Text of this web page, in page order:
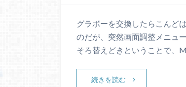
グラボーを交換したらこんど
のだが、突然画面調整メニュ
そろ替えどきということで、
続きを読む